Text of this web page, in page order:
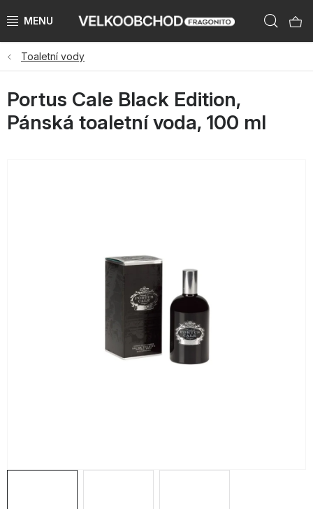
na
NAŠE ZNAČKY
PŘEDPRODEJ VÁNOCE 2026
NOVINKY 2026
Toaletní vody
Portus Cale Black Edition,
Pánská toaletní voda, 100 ml